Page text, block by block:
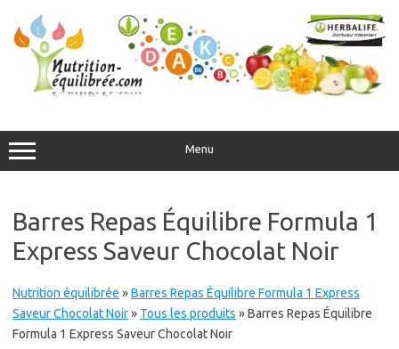
contenu
Menu
Barres Repas Équilibre Formula 1
Express Saveur Chocolat Noir
Nutrition équilibrée »Barres Repas Équilibre Formula 1 Express
Saveur Chocolat Noir» Tous les produits »Barres Repas Équilibre
Formula 1 Express Saveur Chocolat Noir